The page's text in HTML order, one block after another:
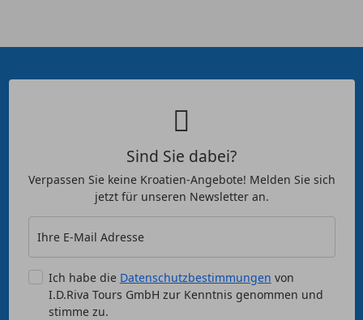
Sind Sie dabei?
Verpassen Sie keine Kroatien-Angebote! Melden Sie sich
jetzt für unseren Newsletter an.
Ihre E-Mail Adresse
Ich habe die Datenschutzbestimmungen von
I.D.Riva Tours GmbH zur Kenntnis genommen und
stimme zu.